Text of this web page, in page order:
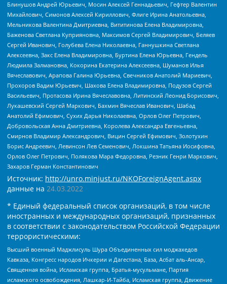
Блинушов Андрей Юрьевич, Мосин Алексей Геннадьевич, Гефтер Валентин
Михайлович, Симонов Алексей Кириллович, Флиге Ирина Анатольевна,
Мельникова Валентина Дмитриевна, Вититинова Елена Владимировна,
Баженова Светлана Куприяновна, Максимов Сергей Владимирович, Беляев
Сергей Иванович, Голубева Елена Николаевна, Ганнушкина Светлана
Алексеевна, Закс Елена Владимировна, Буртина Елена Юрьевна, Гендель
Людмила Залмановна, Кокорина Екатерина Алексеевна, Шуманов Илья
Вячеславович, Арапова Галина Юрьевна, Свечников Анатолий Мариевич,
Прохоров Вадим Юрьевич, Шахова Елена Владимировна, Подузов Сергей
Васильевич, Протасова Ирина Вячеславовна, Литинский Леонид Борисович,
Лукашевский Сергей Маркович, Бахмин Вячеслав Иванович, Шабад
Анатолий Ефимович, Сухих Дарья Николаевна, Орлов Олег Петрович,
Добровольская Анна Дмитриевна, Королева Александра Евгеньевна,
Смирнов Владимир Александрович, Вицин Сергей Ефимович, Золотухин
Борис Андреевич, Левинсон Лев Семенович, Локшина Татьяна Иосифовна,
Орлов Олег Петрович, Полякова Мара Федоровна, Резник Генри Маркович,
Захаров Герман Константинович
Источник: http://unro.minjust.ru/NKOForeignAgent.aspx
данные на 24.03.2022
* Единый федеральный список организаций, в том числе
иностранных и международных организаций, признанных
в соответствии с законодательством Российской Федерации
террористическими:
Высший военный Маджлисуль Шура Объединенных сил моджахедов
Кавказа, Конгресс народов Ичкерии и Дагестана, База, Асбат аль-Ансар,
Священная война, Исламская группа, Братья-мусульмане, Партия
исламского освобождения, Лашкар-И-Тайба, Исламская группа, Движение